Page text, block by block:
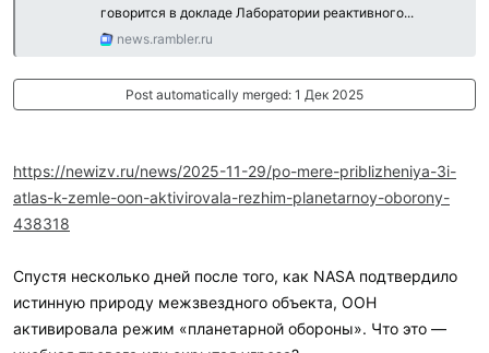
говорится в докладе Лаборатории реактивного...
news.rambler.ru
Post automatically merged: 1 Дек 2025
https://newizv.ru/news/2025-11-29/po-mere-priblizheniya-3i-
atlas-k-zemle-oon-aktivirovala-rezhim-planetarnoy-oborony-
438318
Спустя несколько дней после того, как NASA подтвердило
истинную природу межзвездного объекта, ООН
активировала режим «планетарной обороны». Что это —